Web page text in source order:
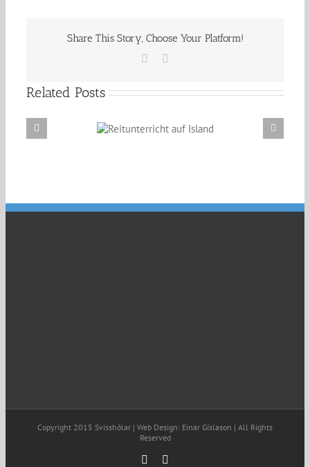
Share This Story, Choose Your Platform!
Facebook
Related Posts
auf
Erzählabende mit Eve Barmettler und Ewald
Copyright 2015 Svisshólar | Web Design: Einar Gíslason | All Rights
Reserved
Facebook